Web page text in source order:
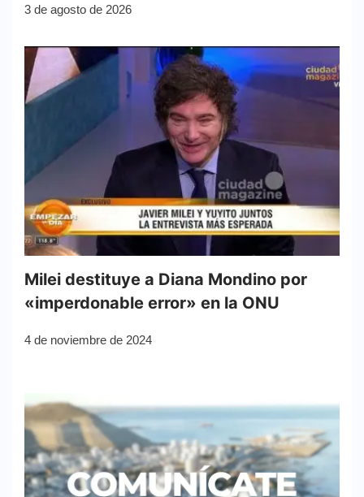
3 de agosto de 2026
Milei destituye a Diana Mondino por
«imperdonable error» en la ONU
4 de noviembre de 2024